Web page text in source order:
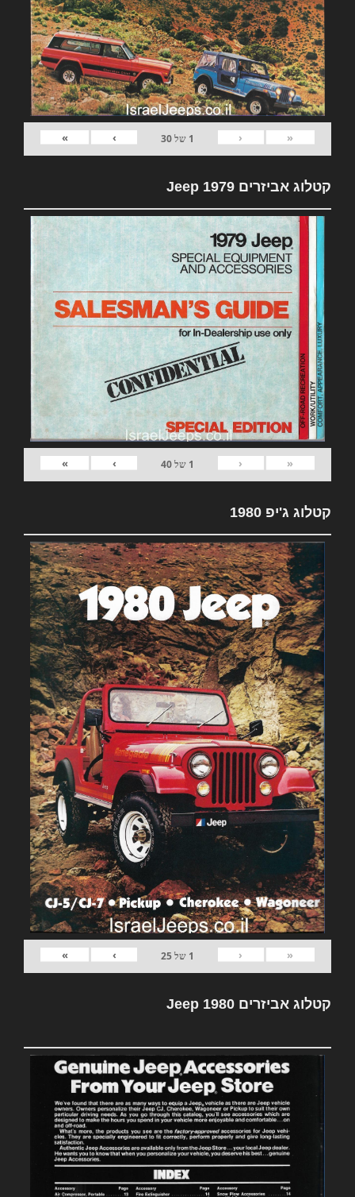
«
‹
1 של30
›
»
קטלוג אביזרים 1979 Jeep
«
‹
1 של40
›
»
קטלוג ג'יפ 1980
«
‹
1 של25
›
»
קטלוג אביזרים Jeep 1980